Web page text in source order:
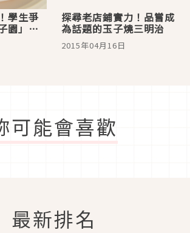
學生爭
園」開
探尋老店鋪實力！品嘗成
為話題的玉子燒三明治
2015年04月16日
可能會喜歡
最新排名